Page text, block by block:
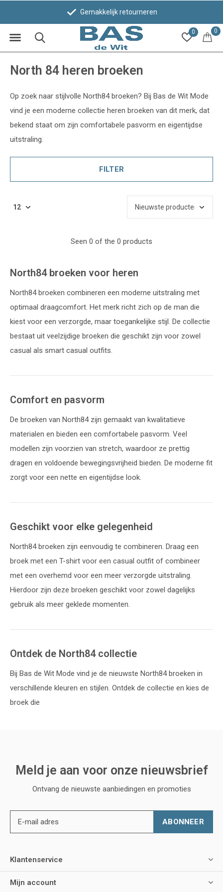
0 0
Gemakkelijk retourneren
North 84 heren broeken
Op zoek naar stijlvolle North84 broeken? Bij Bas de Wit Mode
vind je een moderne collectie heren broeken van dit merk, dat
bekend staat om zijn comfortabele pasvorm en eigentijdse
uitstraling.
FILTER
Seen 0 of the 0 products
North84 broeken voor heren
North84 broeken combineren een moderne uitstraling met
optimaal draagcomfort. Het merk richt zich op de man die
kiest voor een verzorgde, maar toegankelijke stijl. De collectie
bestaat uit veelzijdige broeken die geschikt zijn voor zowel
casual als smart casual outfits.
Comfort en pasvorm
De broeken van North84 zijn gemaakt van kwalitatieve
materialen en bieden een comfortabele pasvorm. Veel
modellen zijn voorzien van stretch, waardoor ze prettig
dragen en voldoende bewegingsvrijheid bieden. De moderne fit
zorgt voor een nette en eigentijdse look.
Geschikt voor elke gelegenheid
North84 broeken zijn eenvoudig te combineren. Draag een
broek met een T-shirt voor een casual outfit of combineer
met een overhemd voor een meer verzorgde uitstraling.
Hierdoor zijn deze broeken geschikt voor zowel dagelijks
gebruik als meer geklede momenten.
Ontdek de North84 collectie
Bij Bas de Wit Mode vind je de nieuwste North84 broeken in
verschillende kleuren en stijlen. Ontdek de collectie en kies de
broek die
Meld je aan voor onze nieuwsbrief
Ontvang de nieuwste aanbiedingen en promoties
ABONNEER
Klantenservice
Mijn account